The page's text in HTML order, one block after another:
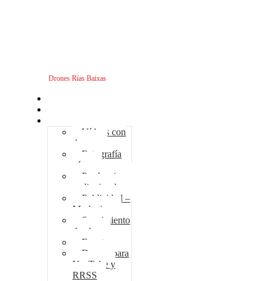
Drones Rías Baixas
Vídeos con
drones
Fotografía
aérea
Producciones
audiovisuales
Publicidad –
Marketing
Seguimiento
de obra
Eventos
Drones para
YouTube y
RRSS